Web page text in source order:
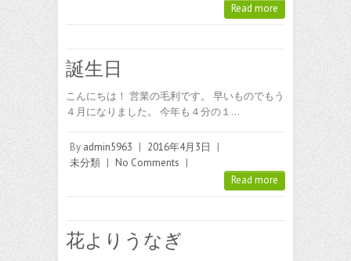
Read more
誕生日
こんにちは！ 営業の毛利です。 早いものでもう
４月になりました。 今年も４分の１…
By admin5963 | 2016年4月3日
|
未分類 | No Comments |
Read more
花よりうなぎ